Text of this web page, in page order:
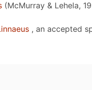
(McMurray & Lehela,
, an accepted